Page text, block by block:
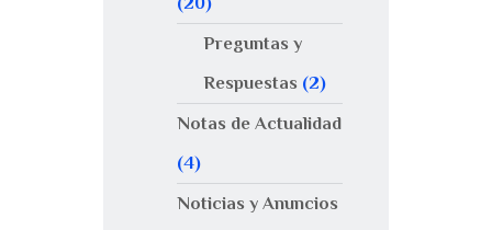
Preguntas y
Respuestas (2)
Notas de Actualidad
(4)
Noticias y Anuncios